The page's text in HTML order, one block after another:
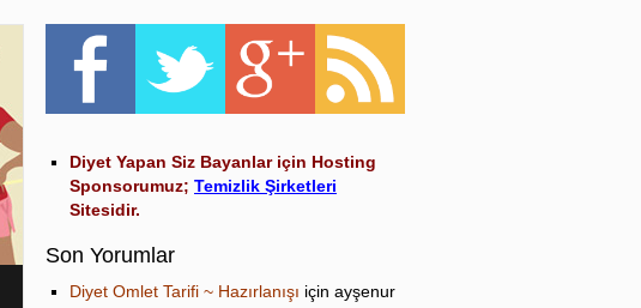
Diyet Yapan Siz Bayanlar için Hosting
Sponsorumuz; Temizlik Şirketleri
Sitesidir.
Son Yorumlar
Diyet Omlet Tarifi ~ Hazırlanışı için ayşenur